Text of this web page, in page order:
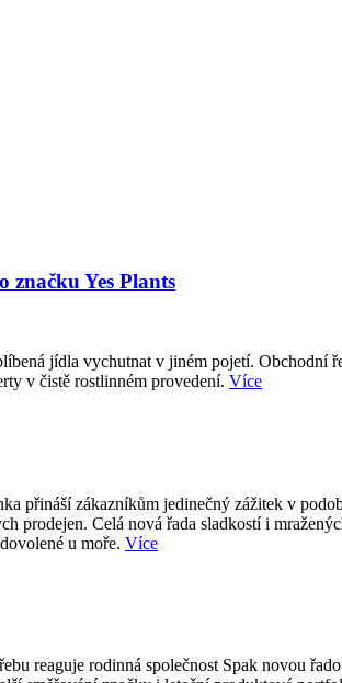
značku Yes Plants
jídla vychutnat v jiném pojetí. Obchodní
v čistě rostlinném provedení. Více
přináší zákazníkům jedinečný zážitek v
Celá nová řada sladkostí i
u moře. Více
reaguje rodinná společnost Spak novou